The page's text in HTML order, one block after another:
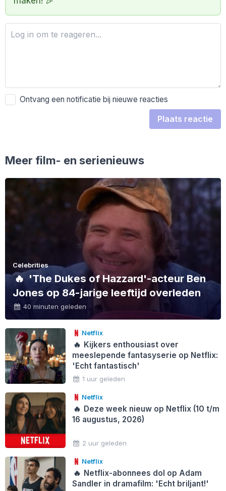
Ontvang een notificatie bij nieuwe reacties
Plaats reactie
Meer film- en serienieuws
Celebrities
🔥 'The Dukes of Hazzard'-acteur Ben
Jones op 84-jarige leeftijd overleden
40 minuten geleden
Netflix
🔥 Kijkers enthousiast over
meeslepende fantasyserie op Netflix:
'Echt fantastisch'
1 uur geleden
Netflix
🔥 Deze week nieuw op Netflix (10 t/m
16 augustus, 2026)
2 uur geleden
Netflix
🔥 Netflix-abonnees dol op Adam
Sandler in dramafilm: 'Echt briljant!'